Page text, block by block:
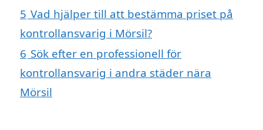
5 Vad hjälper till att bestämma priset på
kontrollansvarig i Mörsil?
6 Sök efter en professionell för
kontrollansvarig i andra städer nära
Mörsil